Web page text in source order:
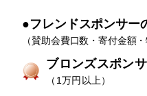
●フレンドスポンサー
（賛助会費口数・寄付金額
ブロンズスポン
（1万円以上）